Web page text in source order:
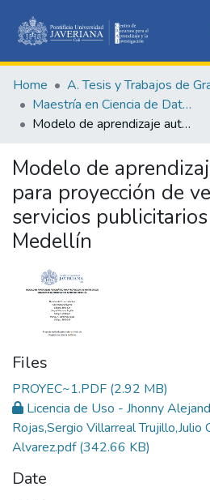
&
All of
Home A. Tesis y Trabajos de
Maestría en Ciencia de Datos
Modelo de aprendizaje automático para proyección de ventas de los servicios publicitarios en el metro de Medellín
Modelo de
para proyección de
servicios
Medellín
Files
PROYEC~1.PDF (2.92 MB)
Licencia de Uso - Jhonny
Rojas,Sergio Villarreal Trujillo,Julio
Alvarez.pdf(342.66 KB)
Date